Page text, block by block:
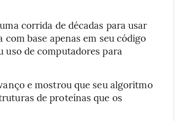
corrida de décadas para usar
base apenas em seu código
uso de computadores para
e mostrou que seu algoritmo
de proteínas que os